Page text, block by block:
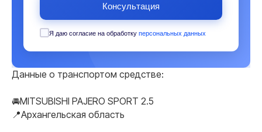
Консультация
Я даю согласие на обработку персональных данных
Данные о транспортом средстве:
🚘MITSUBISHI PAJERO SPORT 2.5
📍Архангельская область